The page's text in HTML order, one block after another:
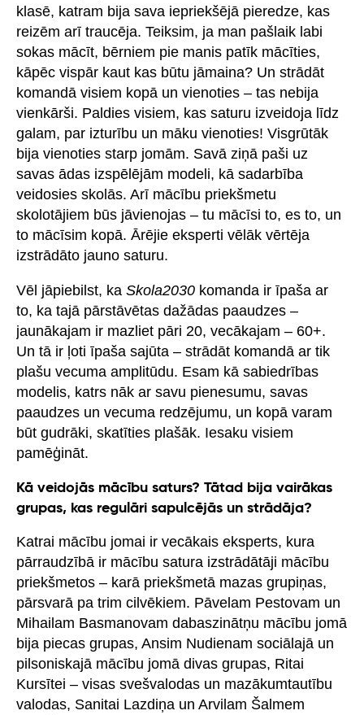
klasē, katram bija sava iepriekšējā pieredze, kas
reizēm arī traucēja. Teiksim, ja man pašlaik labi
sokas mācīt, bērniem pie manis patīk mācīties,
kāpēc vispār kaut kas būtu jāmaina? Un strādāt
komandā visiem kopā un vienoties – tas nebija
vienkārši. Paldies visiem, kas saturu izveidoja līdz
galam, par izturību un māku vienoties! Visgrūtāk
bija vienoties starp jomām. Savā ziņā paši uz
savas ādas izspēlējām modeli, kā sadarbība
veidosies skolās. Arī mācību priekšmetu
skolotājiem būs jāvienojas – tu mācīsi to, es to, un
to mācīsim kopā. Ārējie eksperti vēlāk vērtēja
izstrādāto jauno saturu.
Vēl jāpiebilst, ka Skola2030 komanda ir īpaša ar
to, ka tajā pārstāvētas dažādas paaudzes –
jaunākajam ir mazliet pāri 20, vecākajam – 60+.
Un tā ir ļoti īpaša sajūta – strādāt komandā ar tik
plašu vecuma amplitūdu. Esam kā sabiedrības
modelis, katrs nāk ar savu pienesumu, savas
paaudzes un vecuma redzējumu, un kopā varam
būt gudrāki, skatīties plašāk. Iesaku visiem
pamēģināt.
Kā veidojās mācību saturs? Tātad bija vairākas
grupas, kas regulāri sapulcējās un strādāja?
Katrai mācību jomai ir vecākais eksperts, kura
pārraudzībā ir mācību satura izstrādātāji mācību
priekšmetos – karā priekšmetā mazas grupiņas,
pārsvarā pa trim cilvēkiem. Pāvelam Pestovam un
Mihailam Basmanovam dabaszinātņu mācību jomā
bija piecas grupas, Ansim Nudienam sociālajā un
pilsoniskajā mācību jomā divas grupas, Ritai
Kursītei – visas svešvalodas un mazākumtautību
valodas, Sanitai Lazdiņa un Arvilam Šalmem